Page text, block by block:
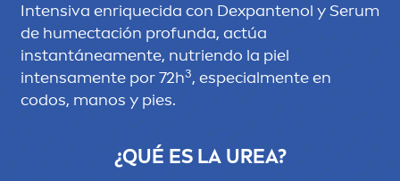
Intensiva enriquecida con Dexpantenol y Serum
de humectación profunda, actúa
instantáneamente, nutriendo la piel
intensamente por 72h3, especialmente en
codos, manos y pies.
¿QUÉ ES LA UREA?